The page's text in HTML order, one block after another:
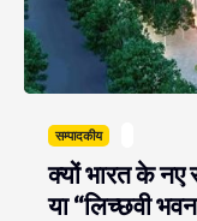
सम्पादकीय
क्यों भारत के नए
या “लिच्छवी